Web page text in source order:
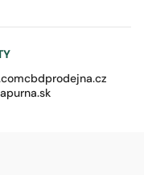
cbdprodejna.cz